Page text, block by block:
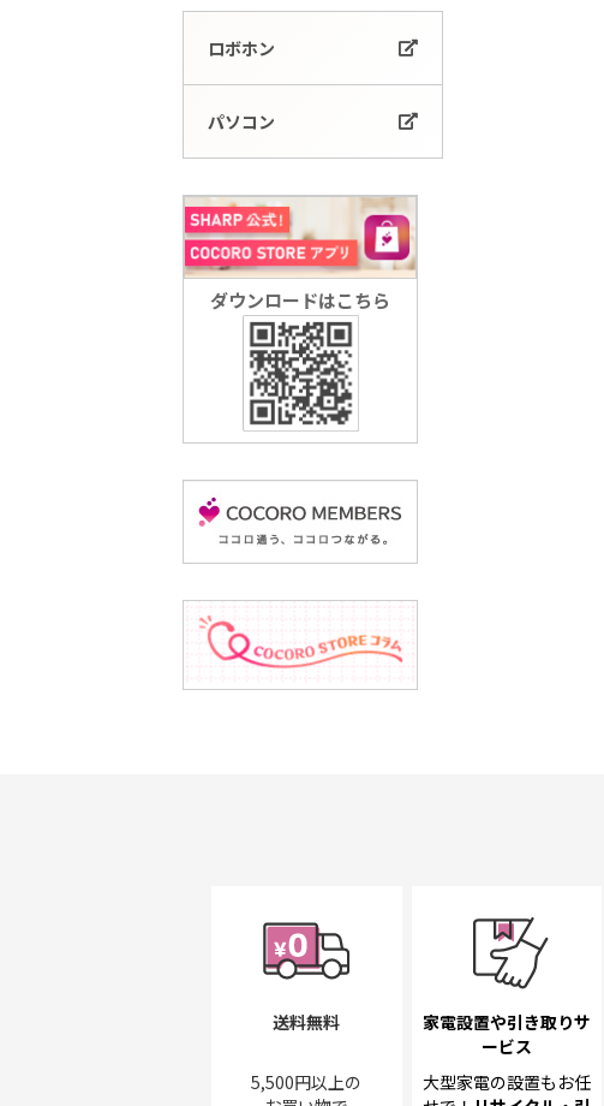
ロボホン
パソコン
ダウンロードはこちら
送料無料
5,500円以上の
家電設置や引き取りサ
ービス
大型家電の設置も お任